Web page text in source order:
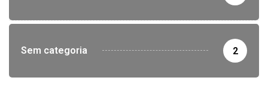
Sem categoria 2